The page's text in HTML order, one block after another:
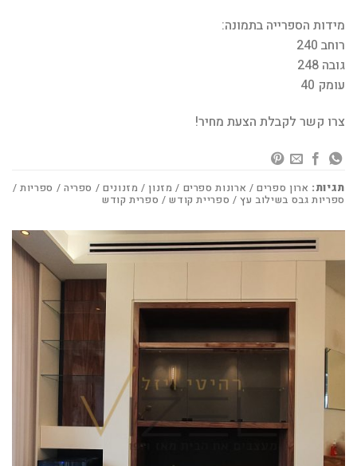
מידות הספרייה בתמונה:
רוחב 240
גובה 248
עומק 40
צרו קשר לקבלת הצעת מחיר!
תגיות: ארון ספרים / ארונות ספרים / מזנון / מזנונים / ספריה / ספריות /
ספריות גבס בשילוב עץ / ספריית קודש / ספרית קודש